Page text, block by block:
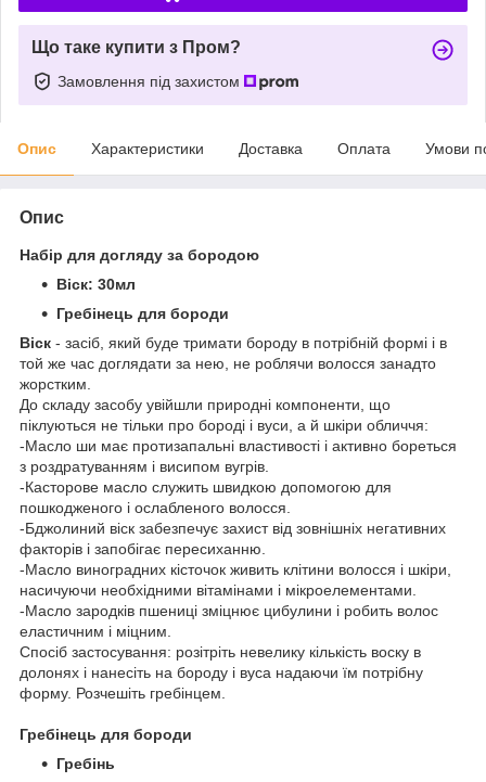
Що таке купити з Пром?
Замовлення під захистом
Опис Характеристики Доставка Оплата Умови
Опис
Набір для догляду за бородою
Віск: 30мл
Гребінець для бороди
Віск - засіб, який буде тримати бороду в потрібній формі і в
той же час доглядати за нею, не роблячи волосся занадто
жорстким.
До складу засобу увійшли природні компоненти, що
піклуються не тільки про бороді і вуси, а й шкіри обличчя:
-Масло ши має протизапальні властивості і активно бореться
з роздратуванням і висипом вугрів.
-Касторове масло служить швидкою допомогою для
пошкодженого і ослабленого волосся.
-Бджолиний віск забезпечує захист від зовнішніх негативних
факторів і запобігає пересиханню.
-Масло виноградних кісточок живить клітини волосся і шкіри,
насичуючи необхідними вітамінами і мікроелементами.
-Масло зародків пшениці зміцнює цибулини і робить волос
еластичним і міцним.
Спосіб застосування: розітріть невелику кількість воску в
долонях і нанесіть на бороду і вуса надаючи їм потрібну
форму. Розчешіть гребінцем.
Гребінець для бороди
Гребінь